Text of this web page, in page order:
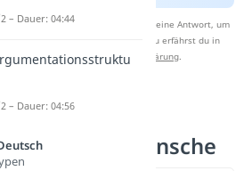
Nach Beantwortung speichern wir deine Antwort, um
Studyflix zu verbessern. Mehr dazu erfährst du in
unsererDatenschutzerklärung.
– Dauer: 04:44
– Dauer: 04:56